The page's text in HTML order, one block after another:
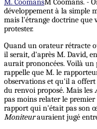
M. CoomansM Coomans. -
développement à la simple
mais l'étrange doctrine que
protester.
Quand un orateur rétracte
il serait, d'après M. David,
aurait prononcées. Voilà un
rappelle que M. le
observations et qu'il a offert
du renvoi proposé. Mais les
pas moins relater le
rapport qui n'était pas son
Moniteurauraient jugé